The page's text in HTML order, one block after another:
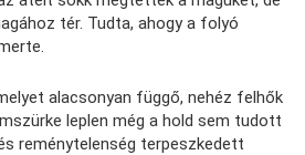
tér. Tudta, ahogy a folyó
alacsonyan függő, nehéz felhők
leplen még a hold sem tudott
reménytelenség terpeszkedett